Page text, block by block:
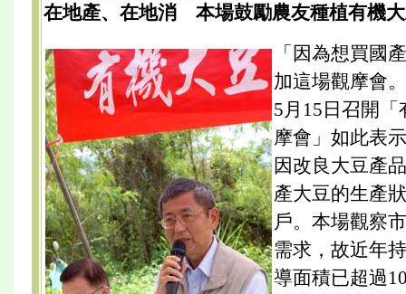
在地產、在地消 本場鼓勵農友種植有機
「因為想買國
加這場觀摩會
5月15日召開
摩會」如此表
因改良大豆產
產大豆的生產
戶。本場觀察
需求，故近年
導面積已超過